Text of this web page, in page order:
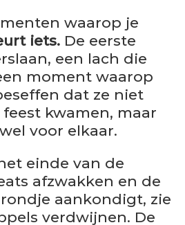
waarop je
iets. De eerste
een lach die
moment waarop
dat ze niet
kwamen, maar
voor elkaar.
einde van de
afzwakken en de
aankondigt, zie
verdwijnen. De